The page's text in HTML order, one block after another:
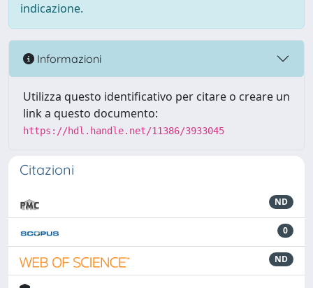
indicazione.
Informazioni
Utilizza questo identificativo per citare o creare un
link a questo documento:
https://hdl.handle.net/11386/3933045
Citazioni
ND
0
ND